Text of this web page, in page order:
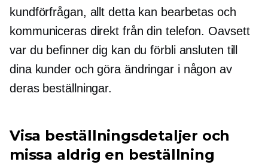
kundförfrågan, allt detta kan bearbetas och
kommuniceras direkt från din telefon. Oavsett
var du befinner dig kan du förbli ansluten till
dina kunder och göra ändringar i någon av
deras beställningar.
Visa beställningsdetaljer och
missa aldrig en beställning